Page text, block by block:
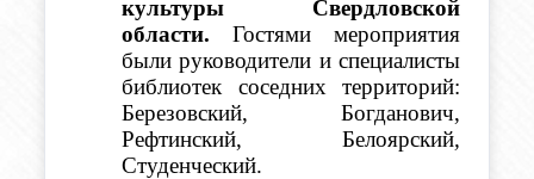
культуры Свердловской
области. Гостями мероприятия
были руководители и специалисты
библиотек соседних территорий:
Березовский, Богданович,
Рефтинский, Белоярский
Студенческий.